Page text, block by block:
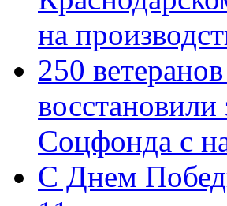
на
250
Соцфонда с
С Днем